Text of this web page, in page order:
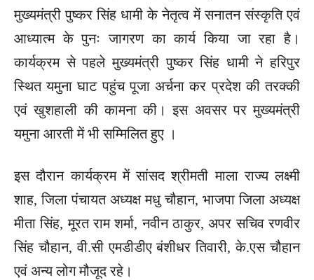
मुख्यमंत्री पुष्कर सिंह धामी के नेतृत्व में सनातन संस्कृति एवं
आध्यात्म के पुनः जागरण का कार्य किया जा रहा है।
कार्यक्रम से पहले मुख्यमंत्री पुष्कर सिंह धामी ने हरिपुर
स्थित यमुना घाट पहुंच पूजा अर्चना कर प्रदेश की तरक्की
एवं खुशहाली की कामना की। इस अवसर पर मुख्यमंत्री
यमुना आरती में भी सम्मिलित हुए ।
इस दौरान कार्यक्रम में सांसद श्रीमती माला राज्य लक्ष्मी
शाह, जिला पंचायत अध्यक्ष मधु चौहान, भाजपा जिला अध्यक्ष
मीता सिंह, मूरत राम शर्मा, नवीन ठाकुर, अपर सचिव रणवीर
सिंह चौहान, वी.सी एमडीडीए बंशीधर तिवारी, के.एस चौहान
एवं अन्य लोग मौजूद रहे।